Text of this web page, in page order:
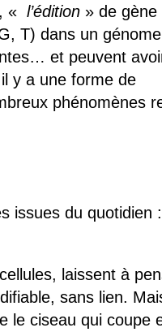
« l’édition » de gène
T) dans un
et peuvent
y a une forme de
phénomènes
issues du quotidien
laissent à
sans lien.
le ciseau qui coupe